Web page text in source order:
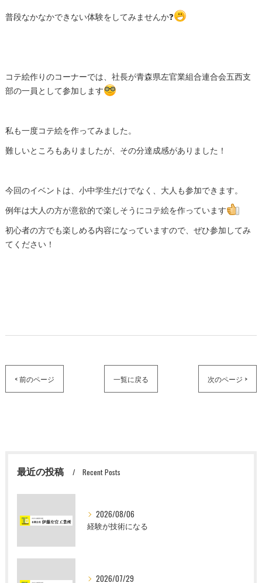
普段なかなかできない体験をしてみませんか❓
コテ絵作りのコーナーでは、社長が青森県左官業組合連合会五西支
部の一員として参加します
私も一度コテ絵を作ってみました。
難しいところもありましたが、その分達成感がありました！
今回のイベントは、小中学生だけでなく、大人も参加できます。
例年は大人の方が意欲的で楽しそうにコテ絵を作っています
初心者の方でも楽しめる内容になっていますので、ぜひ参加してみ
てください！
< 前のページ 一覧に戻る 次のページ >
最近の投稿 Recent Posts
2026/08/06
経験が技術になる
2026/07/29